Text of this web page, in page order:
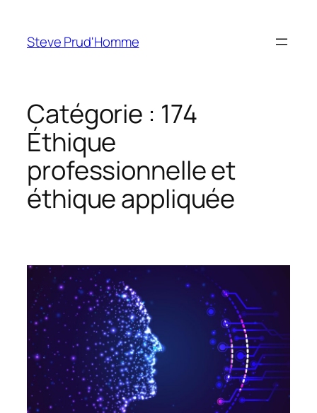
contenu
Steve Prud'Homme
Catégorie : 174
Éthique
professionnelle et
éthique appliquée